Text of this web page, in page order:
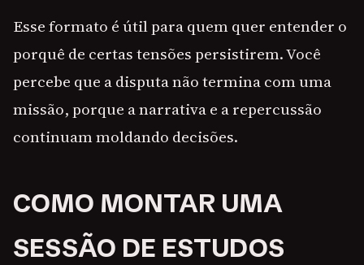
Esse formato é útil para quem quer entender o
porquê de certas tensões persistirem. Você
percebe que a disputa não termina com uma
missão, porque a narrativa e a repercussão
continuam moldando decisões.
COMO MONTAR UMA
SESSÃO DE ESTUDOS